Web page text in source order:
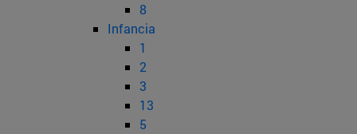
8
Infancia
1
2
3
13
5